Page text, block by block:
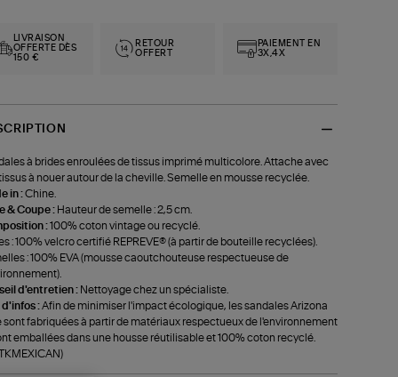
LIVRAISON
OFFERTE DÈS
150 €
RETOUR
OFFERT
PAIEMENT EN
3X,4X
à brides enroulées de tissus imprimé multicolore. Attache avec
à nouer autour de la cheville. Semelle en mousse recyclée.
in :Chine.
& Coupe : Hauteur de semelle : 2,5 cm.
:100% coton vintage ou recyclé.
: 100% velcro certifié REPREVE® (à partir de bouteille recyclées).
: 100% EVA (mousse caoutchouteuse respectueuse de
d'entretien : Nettoyage chez un spécialiste.
d'infos :Afin de minimiser l'impact écologique, les sandales Arizona
sont fabriquées à partir de matériaux respectueux de l'environnement
emballées dans une housse réutilisable et 100% coton recyclé.